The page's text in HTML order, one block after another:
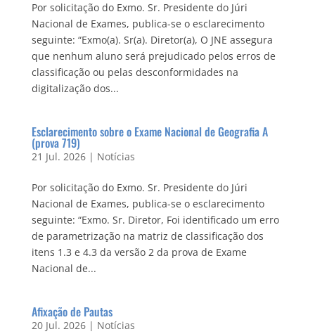
Por solicitação do Exmo. Sr. Presidente do Júri
Nacional de Exames, publica-se o esclarecimento
seguinte: “Exmo(a). Sr(a). Diretor(a), O JNE assegura
que nenhum aluno será prejudicado pelos erros de
classificação ou pelas desconformidades na
digitalização dos...
Esclarecimento sobre o Exame Nacional de Geografia A
(prova 719)
21 Jul. 2026| Notícias
Por solicitação do Exmo. Sr. Presidente do Júri
Nacional de Exames, publica-se o esclarecimento
seguinte: “Exmo. Sr. Diretor, Foi identificado um erro
de parametrização na matriz de classificação dos
itens 1.3 e 4.3 da versão 2 da prova de Exame
Nacional de...
Afixação de Pautas
20 Jul. 2026| Notícias